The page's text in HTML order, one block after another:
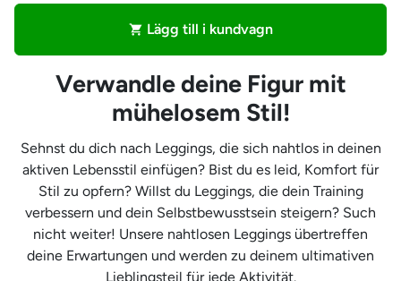
shopping_cart Lägg till i kundvagn
Verwandle deine Figur mit
mühelosem Stil!
Sehnst du dich nach Leggings, die sich nahtlos in deinen
aktiven Lebensstil einfügen? Bist du es leid, Komfort für
Stil zu opfern? Willst du Leggings, die dein Training
verbessern und dein Selbstbewusstsein steigern? Such
nicht weiter! Unsere nahtlosen Leggings übertreffen
deine Erwartungen und werden zu deinem ultimativen
Lieblingsteil für jede Aktivität.